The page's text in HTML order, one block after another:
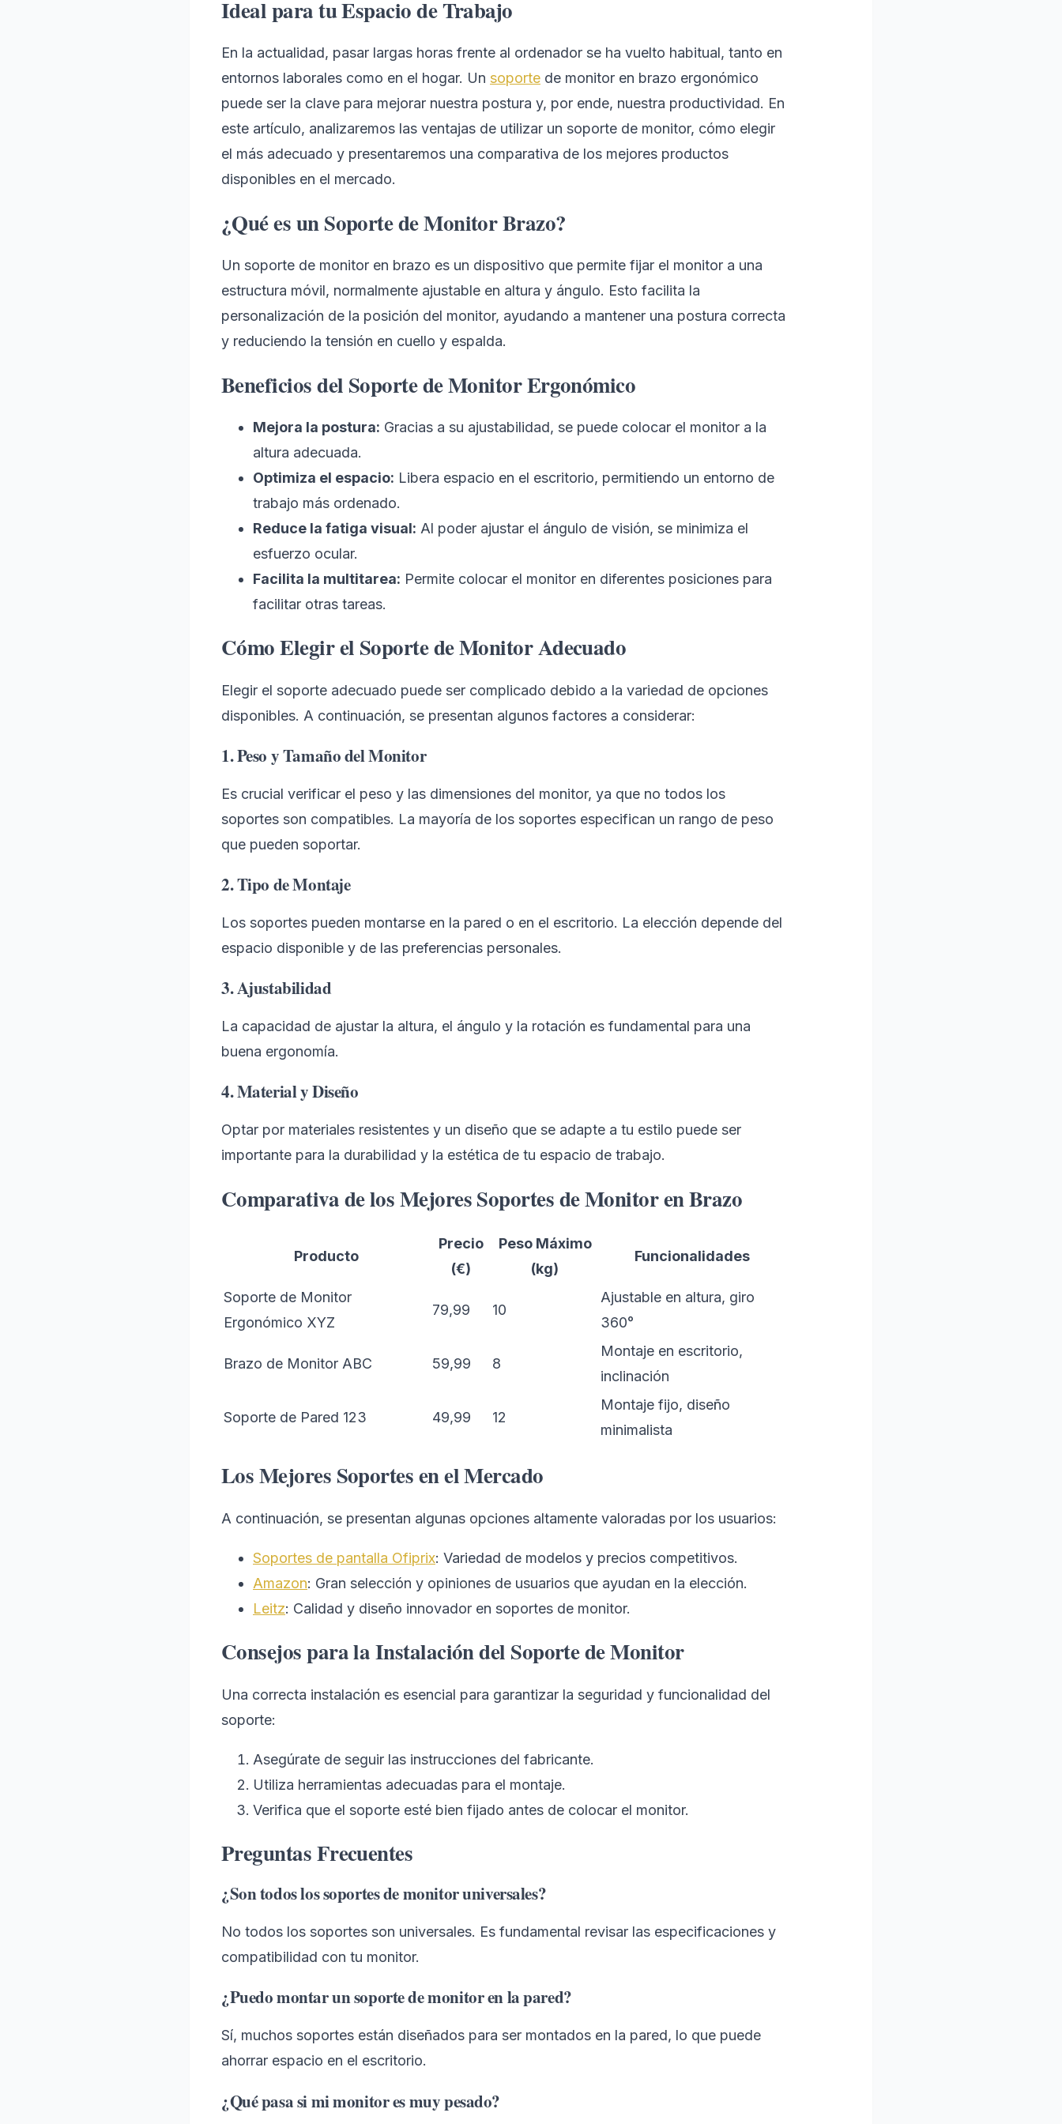
Ideal para tu Espacio de Trabajo
En la actualidad, pasar largas horas frente al ordenador se ha vuelto habitual, tanto en
entornos laborales como en el hogar. Un soporte de monitor en brazo ergonómico
puede ser la clave para mejorar nuestra postura y, por ende, nuestra productividad. En
este artículo, analizaremos las ventajas de utilizar un soporte de monitor, cómo elegir
el más adecuado y presentaremos una comparativa de los mejores productos
disponibles en el mercado.
¿Qué es un Soporte de Monitor Brazo?
Un soporte de monitor en brazo es un dispositivo que permite fijar el monitor a una
estructura móvil, normalmente ajustable en altura y ángulo. Esto facilita la
personalización de la posición del monitor, ayudando a mantener una postura correcta
y reduciendo la tensión en cuello y espalda.
Beneficios del Soporte de Monitor Ergonómico
Mejora la postura: Gracias a su ajustabilidad, se puede colocar el monitor a la
altura adecuada.
Optimiza el espacio: Libera espacio en el escritorio, permitiendo un entorno de
trabajo más ordenado.
Reduce la fatiga visual: Al poder ajustar el ángulo de visión, se minimiza el
esfuerzo ocular.
Facilita la multitarea: Permite colocar el monitor en diferentes posiciones para
facilitar otras tareas.
Cómo Elegir el Soporte de Monitor Adecuado
Elegir el soporte adecuado puede ser complicado debido a la variedad de opciones
disponibles. A continuación, se presentan algunos factores a considerar:
1. Peso y Tamaño del Monitor
Es crucial verificar el peso y las dimensiones del monitor, ya que no todos los
soportes son compatibles. La mayoría de los soportes especifican un rango de peso
que pueden soportar.
2. Tipo de Montaje
Los soportes pueden montarse en la pared o en el escritorio. La elección depende del
espacio disponible y de las preferencias personales.
3. Ajustabilidad
La capacidad de ajustar la altura, el ángulo y la rotación es fundamental para una
buena ergonomía.
4. Material y Diseño
Optar por materiales resistentes y un diseño que se adapte a tu estilo puede ser
importante para la durabilidad y la estética de tu espacio de trabajo.
Comparativa de los Mejores Soportes de Monitor en Brazo
Producto
Precio
(€)
Peso Máximo
(kg)
Funcionalidades
Soporte de Monitor
Ergonómico XYZ
79,99 10
Ajustable en altura, giro
360°
Brazo de Monitor ABC 59,99 8
Montaje en escritorio,
inclinación
Soporte de Pared 123 49,99 12
Montaje fijo, diseño
minimalista
Los Mejores Soportes en el Mercado
A continuación, se presentan algunas opciones altamente valoradas por los usuarios:
Soportes de pantalla Ofiprix: Variedad de modelos y precios competitivos.
Amazon: Gran selección y opiniones de usuarios que ayudan en la elección.
Leitz: Calidad y diseño innovador en soportes de monitor.
Consejos para la Instalación del Soporte de Monitor
Una correcta instalación es esencial para garantizar la seguridad y funcionalidad del
soporte:
Asegúrate de seguir las instrucciones del fabricante.
Utiliza herramientas adecuadas para el montaje.
Verifica que el soporte esté bien fijado antes de colocar el monitor.
Preguntas Frecuentes
¿Son todos los soportes de monitor universales?
No todos los soportes son universales. Es fundamental revisar las especificaciones y
compatibilidad con tu monitor.
¿Puedo montar un soporte de monitor en la pared?
Sí, muchos soportes están diseñados para ser montados en la pared, lo que puede
ahorrar espacio en el escritorio.
¿Qué pasa si mi monitor es muy pesado?